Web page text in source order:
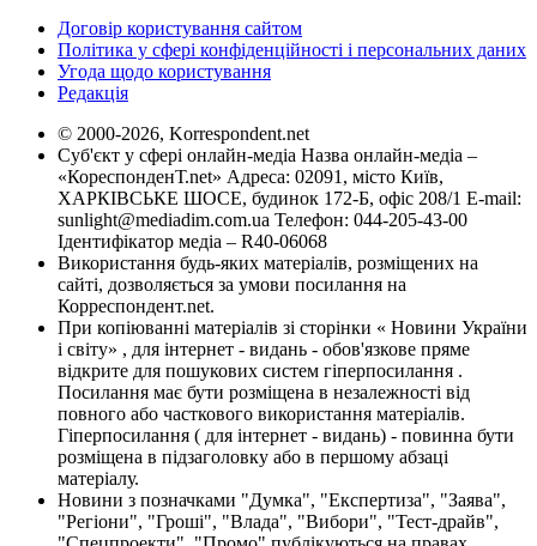
Договір користування сайтом
Політика у сфері конфіденційності і персональних даних
Угода щодо користування
Редакція
© 2000-2026, Korrespondent.net
Суб'єкт у сфері онлайн-медіа Назва онлайн-медіа –
«КореспонденТ.net» Адреса: 02091, місто Київ,
ХАРКІВСЬКЕ ШОСЕ, будинок 172-Б, офіс 208/1 E-mail:
sunlight@mediadim.com.ua Телефон: 044-205-43-00
Ідентифікатор медіа – R40-06068
Використання будь-яких матеріалів, розміщених на
сайті, дозволяється за умови посилання на
Корреспондент.net.
При копіюванні матеріалів зі сторінки « Новини України
і світу» , для інтернет - видань - обов'язкове пряме
відкрите для пошукових систем гіперпосилання .
Посилання має бути розміщена в незалежності від
повного або часткового використання матеріалів.
Гіперпосилання ( для інтернет - видань) - повинна бути
розміщена в підзаголовку або в першому абзаці
матеріалу.
Новини з позначками "Думка", "Експертиза", "Заява",
"Регіони", "Гроші", "Влада", "Вибори", "Тест-драйв",